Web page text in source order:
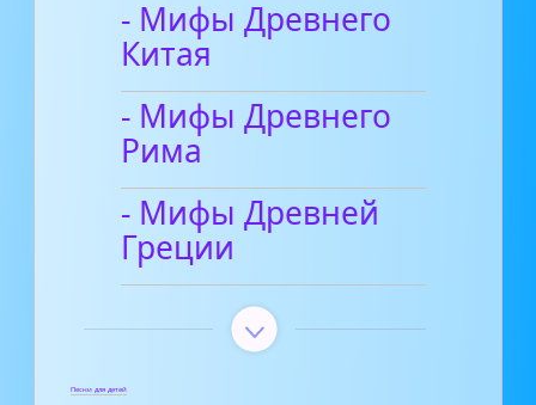
- Мифы Древнего
Китая
- Мифы Древнего
Рима
- Мифы Древней
Греции
Песни для детей